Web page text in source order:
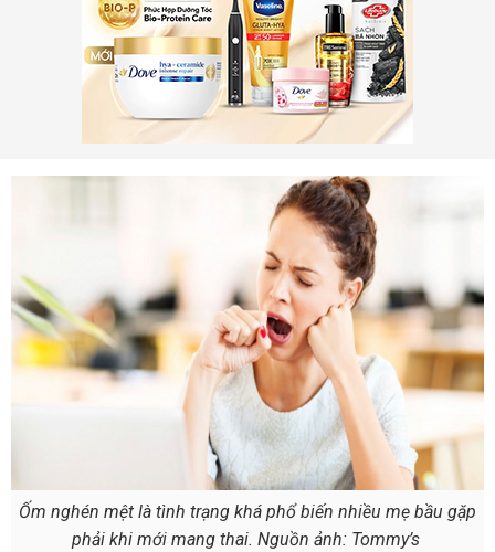
Ốm nghén mệt là tình trạng khá phổ biến nhiều mẹ bầu gặp
phải khi mới mang thai. Nguồn ảnh: Tommy’s